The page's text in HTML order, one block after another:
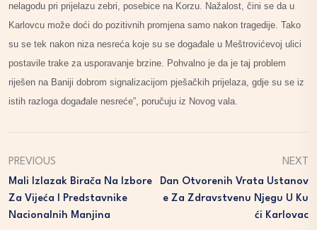
nelagodu pri prijelazu zebri, posebice na Korzu. Nažalost, čini se da u
Karlovcu može doći do pozitivnih promjena samo nakon tragedije. Tako
su se tek nakon niza nesreća koje su se događale u Meštrovićevoj ulici
postavile trake za usporavanje brzine. Pohvalno je da je taj problem
riješen na Baniji dobrom signalizacijom pješačkih prijelaza, gdje su se iz
istih razloga događale nesreće”, poručuju iz Novog vala.
PREVIOUS
Mali Izlazak Birača Na Izbore
Za Vijeća I Predstavnike
Nacionalnih Manjina
NEXT
Dan Otvorenih Vrata Ustanov
E Za Zdravstvenu Njegu U Ku
Ći Karlovac